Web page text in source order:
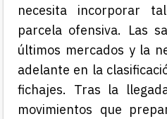
necesita incorporar
parcela ofensiva. Las
últimos mercados y la
adelante en la
fichajes. Tras la
movimientos que